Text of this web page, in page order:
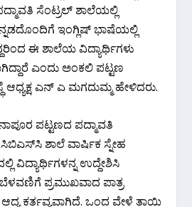
ಸೆಂಟ್ರಲ್ ಶಾಲೆಯಲ್ಲಿ
ಇಂಗ್ಲಿಷ್ ಭಾಷೆಯಲ್ಲಿ
ಈ ಶಾಲೆಯ ವಿದ್ಯಾರ್ಥಿಗಳು
ಎಂದು ಅಂಕಲಿ ಪಟ್ಟಣ
ಆಧ್ಯಕ್ಷ ಎನ್ ಎ ಮಗದುಮ್ಮ ಹೇಳಿದರು.
ಪಟ್ಟಣದ ಪದ್ಮಾವತಿ
ಶಾಲೆ ವಾರ್ಷಿಕ ಸ್ನೇಹ
ವಿದ್ಯಾರ್ಥಿಗಳನ್ನ ಉದ್ದೇಶಿಸಿ
ಪ್ರಮುಖವಾದ ಪಾತ್ರ
ಕರ್ತವ್ಯವಾಗಿದೆ. ಒಂದ ವೇಳೆ ತಾಯಿ